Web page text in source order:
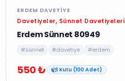
ERDEM DAVETIYE
Davetiyeler, Sünnet Davetiyeleri
Erdem Sünnet 80949
#sünnet #davetiye #erdem
550 ₺ 1 Kutu (100 Adet)